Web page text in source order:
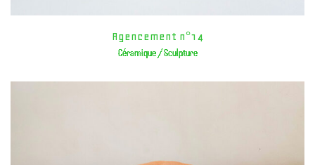
Agencement n°14
Céramique / Sculpture